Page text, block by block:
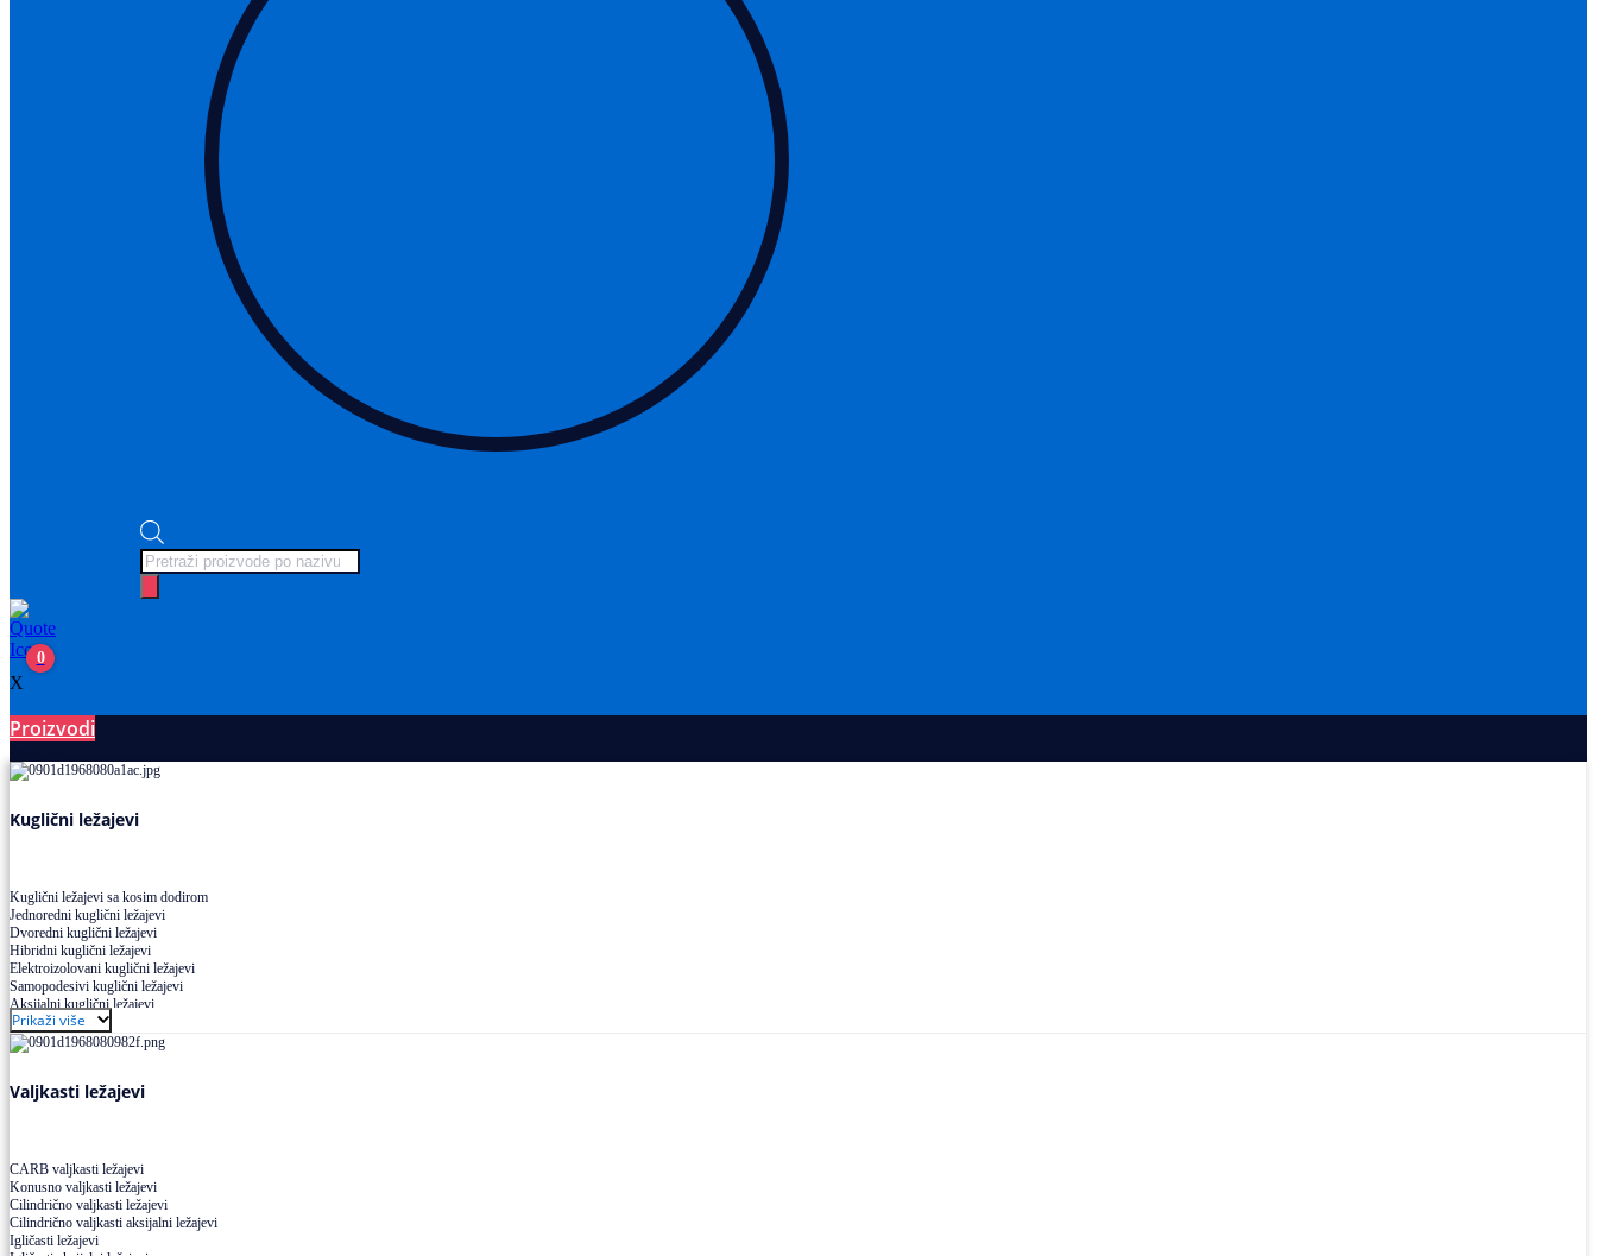
Products
search
0
X
Proizvodi
Kuglični ležajevi
Kuglični ležajevi sa kosim dodirom
Jednoredni kuglični ležajevi
Dvoredni kuglični ležajevi
Hibridni kuglični ležajevi
Elektroizolovani kuglični ležajevi
Samopodesivi kuglični ležajevi
Aksijalni kuglični ležajevi
Kuglični ležajevi od nerđajućeg čelika
Prikaži više
Valjkasti ležajevi
CARB valjkasti ležajevi
Konusno valjkasti ležajevi
Cilindrično valjkasti ležajevi
Cilindrično valjkasti aksijalni ležajevi
Igličasti ležajevi